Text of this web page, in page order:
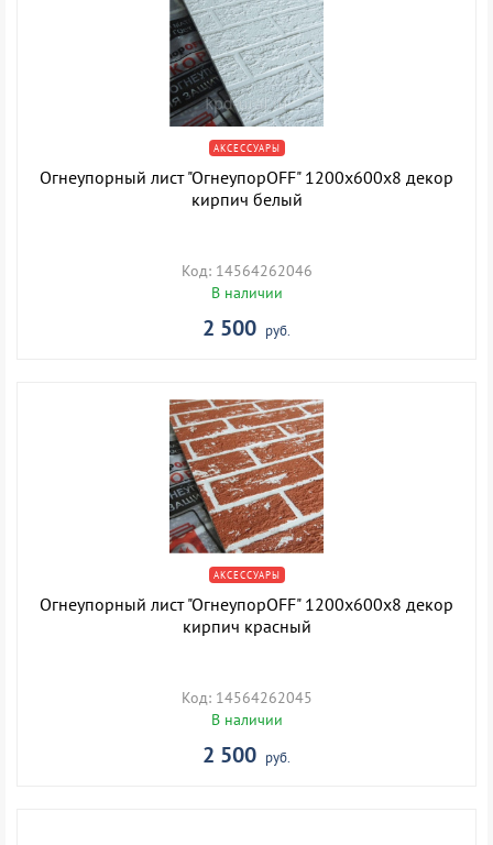
АКСЕССУАРЫ
Огнеупорный лист "ОгнеупорOFF" 1200х600х8 декор
кирпич белый
Код: 14564262046
В наличии
2 500 руб.
АКСЕССУАРЫ
Огнеупорный лист "ОгнеупорOFF" 1200х600х8 декор
кирпич красный
Код: 14564262045
В наличии
2 500 руб.